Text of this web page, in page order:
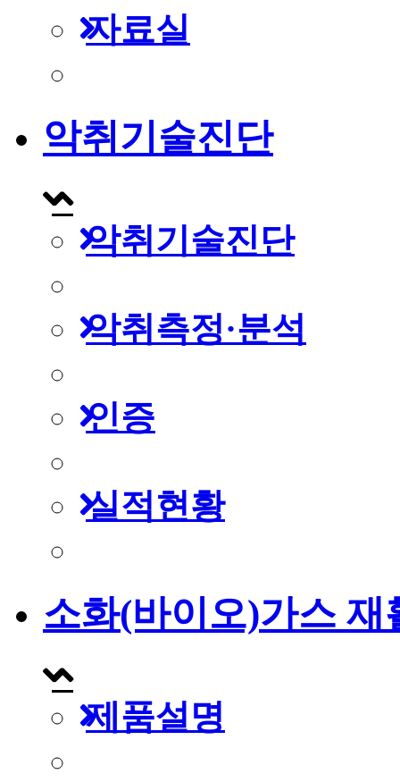
자료실
악취기술진단
악취기술진단
악취측정·분석
인증
실적현황
소화(바이오)가스 재
제품설명